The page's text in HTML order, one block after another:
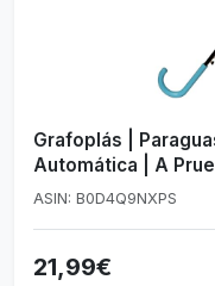
Grafoplás |
Automática | A
Resistente | 85cm
ASIN: B0D4Q9NXPS
21,99€